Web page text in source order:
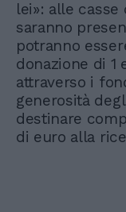
lei»: alle
saranno
potranno
donazione di 1
attraverso i
generosità
destinare
di euro alla